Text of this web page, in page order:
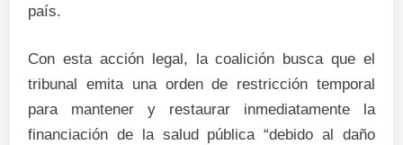
país.
Con esta acción legal, la coalición busca que el
tribunal emita una orden de restricción temporal
para mantener y restaurar inmediatamente la
financiación de la salud pública “debido al daño